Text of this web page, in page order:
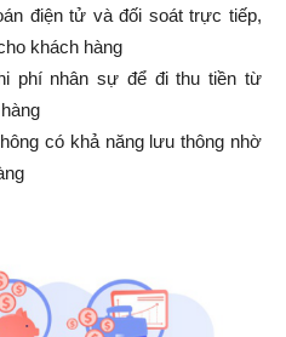
điện tử và đối soát trực tiếp,
khách hàng
phí nhân sự để đi thu tiền từ
có khả năng lưu thông nhờ